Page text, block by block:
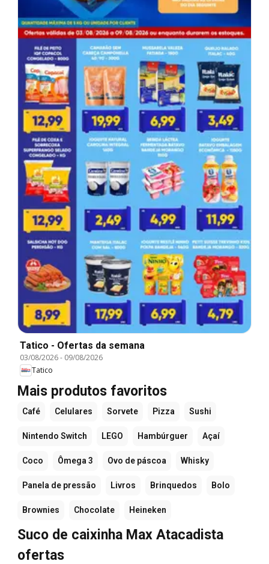
Tatico - Ofertas da semana
03/08/2026- 09/08/2026
Tatico
Mais produtos favoritos
Café Celulares Sorvete Pizza Sushi
Nintendo Switch LEGO Hambúrguer Açaí
Coco Ômega 3 Ovo de páscoa Whisky
Panela de pressão Livros Brinquedos Bolo
Brownies Chocolate Heineken
Suco de caixinha Max Atacadista
ofertas